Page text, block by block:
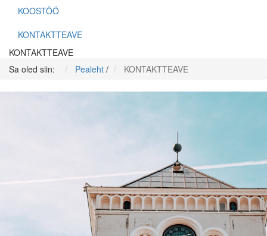
KOOSTÖÖ
KONTAKTTEAVE
KONTAKTTEAVE
Sa oled siin:
Pealeht / KONTAKTTEAVE